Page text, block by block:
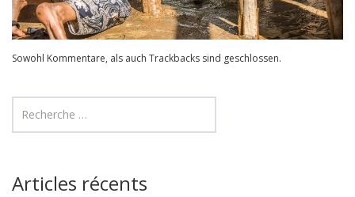
Sowohl Kommentare, als auch Trackbacks sind geschlossen.
Articles récents